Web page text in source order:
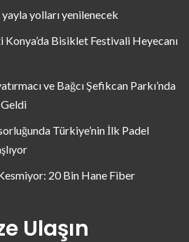
yayla yolları yenilenecek
Bisiklet Festivali Heyecanı
ve Bağcı Şefikcan Parkı’nda
Türkiye’nin İlk Padel
20 Bin Hane Fiber
Ulaşın